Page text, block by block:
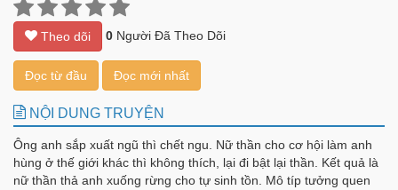
Theo dõi 0 Người Đã Theo Dõi
Đọc từ đầu Đọc mới nhất
NỘI DUNG TRUYỆN
Ông anh sắp xuất ngũ thì chết ngu. Nữ thần cho cơ hội làm anh
hùng ở thế giới khác thì không thích, lại đi bật lại thần. Kết quả là
nữ thần thả anh xuống rừng cho tự sinh tồn. Mô típ tưởng quen